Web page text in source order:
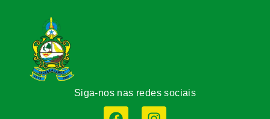
Siga-nos nas redes sociais